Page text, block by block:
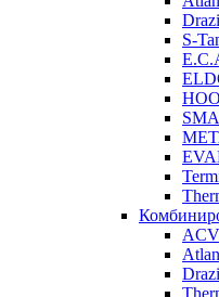
S-
ACV